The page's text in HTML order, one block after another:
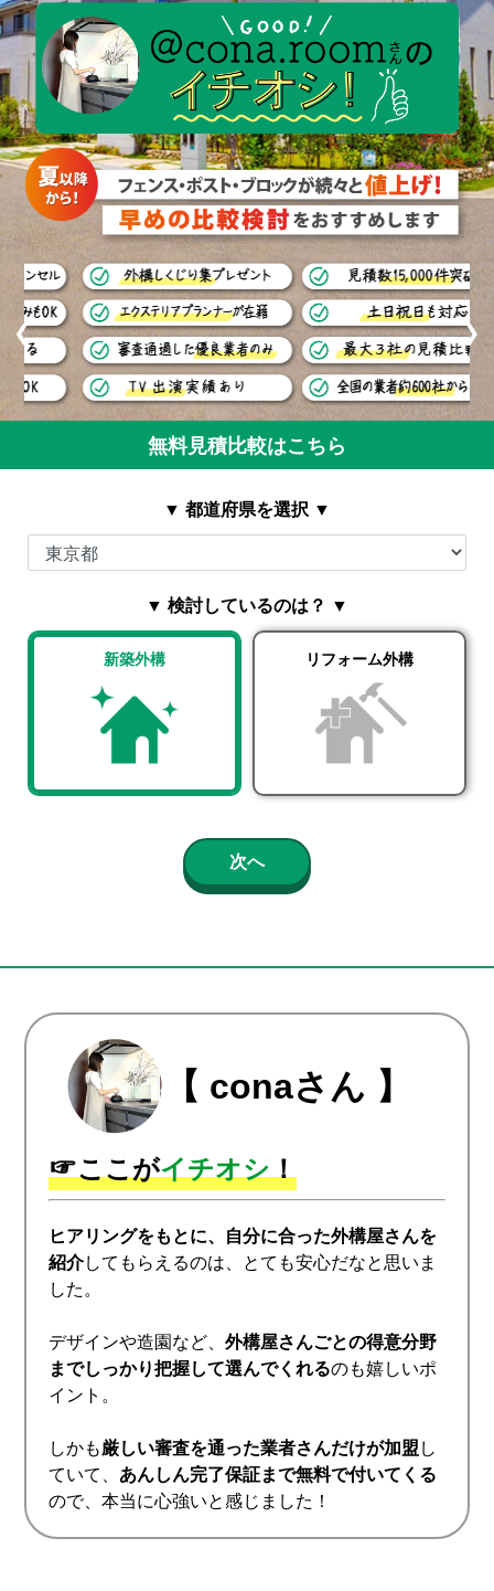
❮ ❯
無料見積比較はこちら
▼ 都道府県を選択 ▼
▼ 検討しているのは？ ▼
新築外構 リフォーム外構
次へ
【 conaさん 】
☞ここがイチオシ ！
ヒアリングをもとに、自分に合った外構屋さんを
紹介してもらえるのは、とても安心だなと思いま
した。
デザインや造園など、外構屋さんごとの得意分野
までしっかり把握して選んでくれるのも嬉しいポ
イント。
しかも厳しい審査を通った業者さんだけが加盟 し
ていて、 あんしん完了保証まで無料で付いてくる
ので、本当に心強いと感じました！